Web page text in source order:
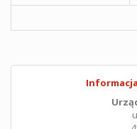
Informacja